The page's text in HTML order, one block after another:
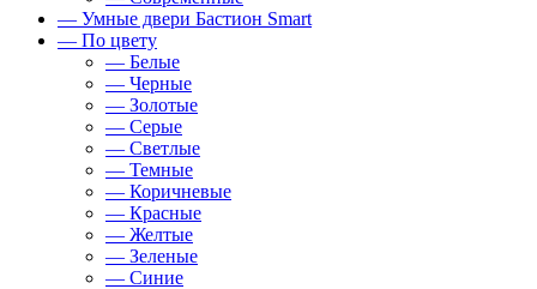
— Умные двери Бастион Smart
— По цвету
— Белые
— Черные
— Золотые
— Серые
— Светлые
— Темные
— Коричневые
— Красные
— Желтые
— Зеленые
— Синие